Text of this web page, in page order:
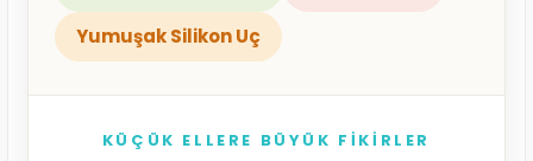
Yumuşak Silikon Uç
KÜÇÜK ELLERE BÜYÜK FIKIRLER